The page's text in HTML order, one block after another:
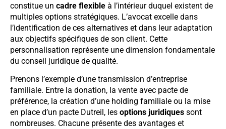
constitue un cadre flexible à l’intérieur duquel existent de
multiples options stratégiques. L’avocat excelle dans
l’identification de ces alternatives et dans leur adaptation
aux objectifs spécifiques de son client. Cette
personnalisation représente une dimension fondamentale
du conseil juridique de qualité.
Prenons l’exemple d’une transmission d’entreprise
familiale. Entre la donation, la vente avec pacte de
préférence, la création d’une holding familiale ou la mise
en place d’un pacte Dutreil, les options juridiques sont
nombreuses. Chacune présente des avantages et